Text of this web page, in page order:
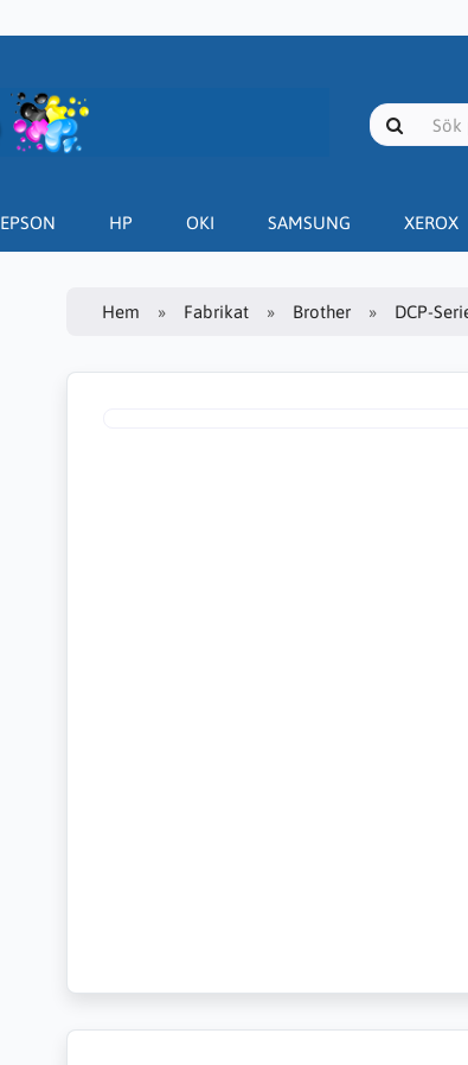
EPSON HP OKI SAMSUNG XEROX
Hem Fabrikat Brother DCP-